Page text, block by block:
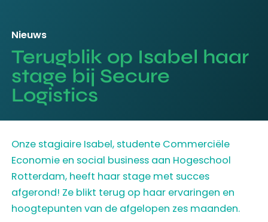
Nieuws
Terugblik op Isabel haar
stage bij Secure
Logistics
Onze stagiaire Isabel, studente Commerciële
Economie en social business aan Hogeschool
Rotterdam, heeft haar stage met succes
afgerond! Ze blikt terug op haar ervaringen en
hoogtepunten van de afgelopen zes maanden.